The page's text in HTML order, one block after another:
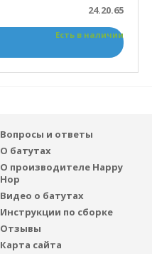
24.20.65
Есть в наличии
Вопросы и ответы
О батутах
О производителе Happy
Hop
Видео о батутах
Инструкции по сборке
Отзывы
Карта сайта